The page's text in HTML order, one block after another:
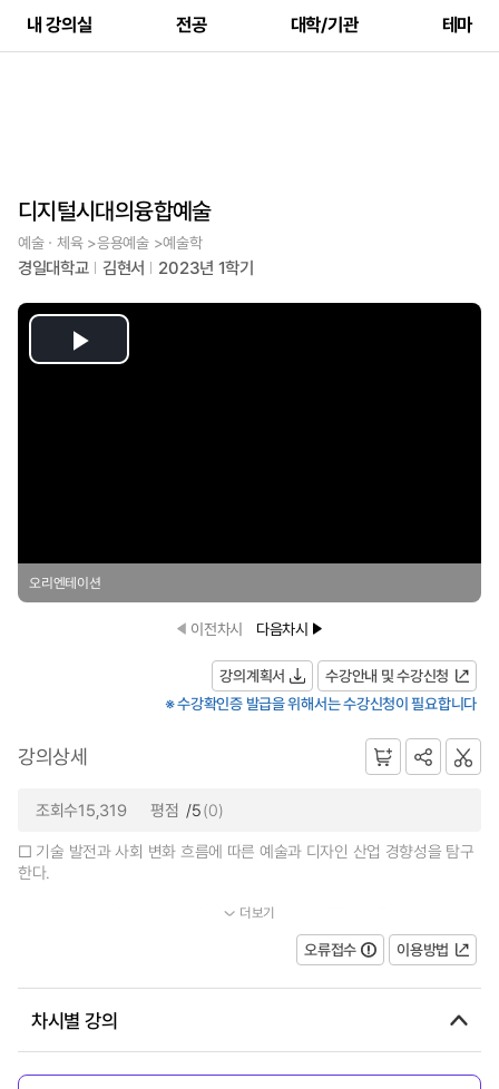
내 강의실 전공 대학/기관 테마
디지털시대의융합예술
예술ㆍ체육 >응용예술 >예술학
경일대학교 김현서 2023년 1학기
Play
오리엔테이션
이전차시 다음차시
강의계획서
수강안내 및 수강신청
※ 수강확인증 발급을 위해서는 수강신청이 필요합니다
강의상세
조회수15,319 평점 /5(0)
□ 기술 발전과 사회 변화 흐름에 따른 예술과 디자인 산업 경향성을 탐구
한다.
□ 디지털 기술을 접목한 융합 예술가의 다양한 작품 사례를 연...
더보기
오류접수 이용방법
차시별 강의